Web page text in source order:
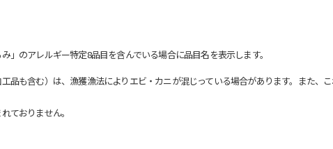
のアレルギー特定8品目を含んでいる場合に品目名を表示します。
も含む）は、漁獲漁法によりエビ・カニが混じっている場合があります。また、
ておりません。